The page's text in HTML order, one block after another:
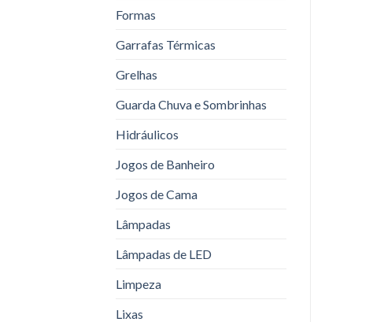
Formas
Garrafas Térmicas
Grelhas
Guarda Chuva e Sombrinhas
Hidráulicos
Jogos de Banheiro
Jogos de Cama
Lâmpadas
Lâmpadas de LED
Limpeza
Lixas